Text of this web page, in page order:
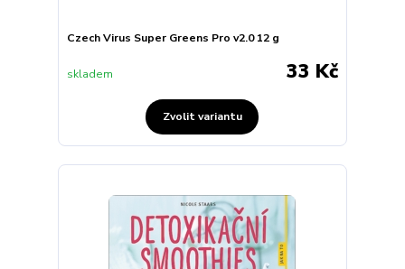
Czech Virus Super Greens Pro v2.0 12 g
33 Kč
skladem
Zvolit variantu